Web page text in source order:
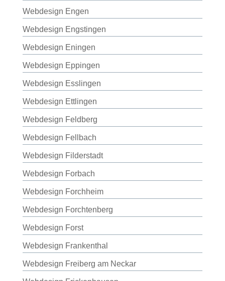
Webdesign Engen
Webdesign Engstingen
Webdesign Eningen
Webdesign Eppingen
Webdesign Esslingen
Webdesign Ettlingen
Webdesign Feldberg
Webdesign Fellbach
Webdesign Filderstadt
Webdesign Forbach
Webdesign Forchheim
Webdesign Forchtenberg
Webdesign Forst
Webdesign Frankenthal
Webdesign Freiberg am Neckar